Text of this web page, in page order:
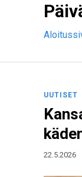
UUTISET
22.5.2026